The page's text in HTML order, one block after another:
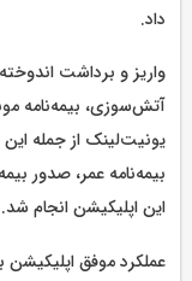
داد.
واریز و برداشت
آتش‌سوزی، بیمه‌نامه
یونیت‌لینک از جمله
بیمه‌نامه عمر، صدور
این اپلیکیشن انجام شد.
عملکرد موفق اپلیکیشن